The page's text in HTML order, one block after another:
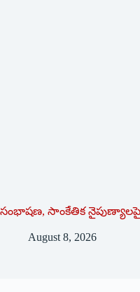
సంభాషణ, సాంకేతిక
August 8, 2026